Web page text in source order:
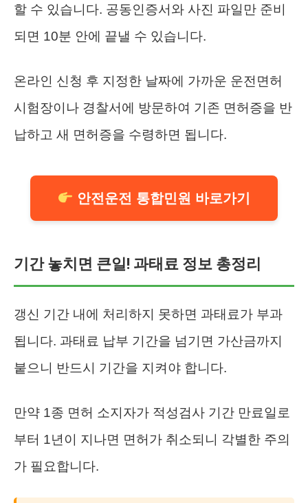
할 수 있습니다. 공동인증서와 사진 파일만 준비
되면 10분 안에 끝낼 수 있습니다.
온라인 신청 후 지정한 날짜에 가까운 운전면허
시험장이나 경찰서에 방문하여 기존 면허증을 반
납하고 새 면허증을 수령하면 됩니다.
안전운전 통합민원 바로가기
기간 놓치면 큰일! 과태료 정보 총정리
갱신 기간 내에 처리하지 못하면 과태료가 부과
됩니다. 과태료 납부 기간을 넘기면 가산금까지
붙으니 반드시 기간을 지켜야 합니다.
만약 1종 면허 소지자가 적성검사 기간 만료일로
부터 1년이 지나면 면허가 취소되니 각별한 주의
가 필요합니다.